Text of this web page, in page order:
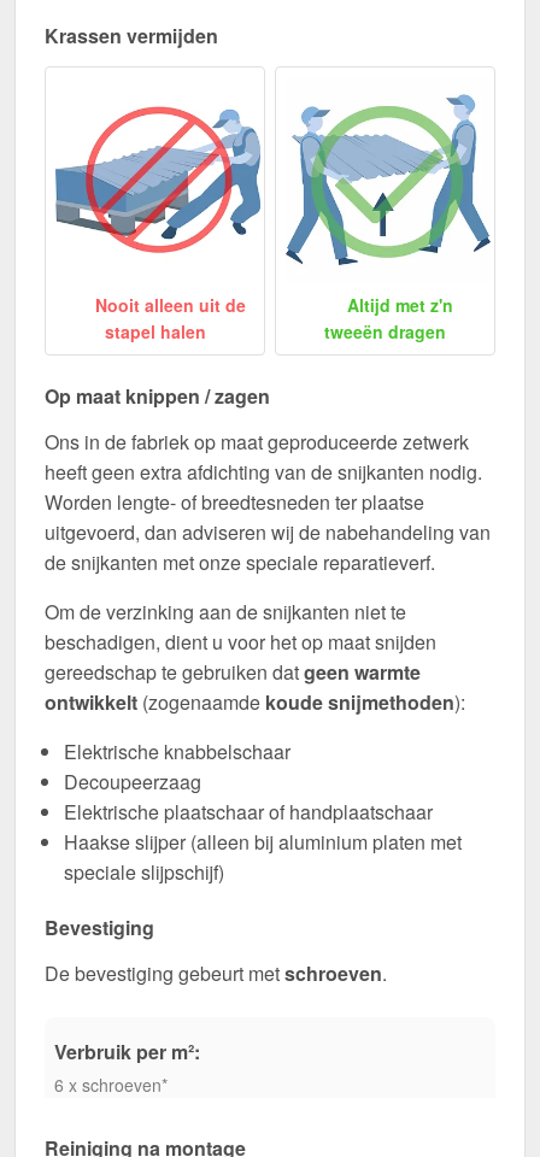
Krassen vermijden
Nooit alleen uit de
stapel halen
Altijd met z'n
tweeën dragen
Op maat knippen / zagen
Ons in de fabriek op maat geproduceerde zetwerk
heeft geen extra afdichting van de snijkanten nodig.
Worden lengte- of breedtesneden ter plaatse
uitgevoerd, dan adviseren wij de nabehandeling van
de snijkanten met onze speciale reparatieverf.
Om de verzinking aan de snijkanten niet te
beschadigen, dient u voor het op maat snijden
gereedschap te gebruiken datgeen warmte
ontwikkelt (zogenaamde koude snijmethoden):
Elektrische knabbelschaar
Decoupeerzaag
Elektrische plaatschaar of handplaatschaar
Haakse slijper (alleen bij aluminium platen met
speciale slijpschijf)
Bevestiging
De bevestiging gebeurt metschroeven.
Verbruik per m²:
6 x schroeven*
Reiniging na montage